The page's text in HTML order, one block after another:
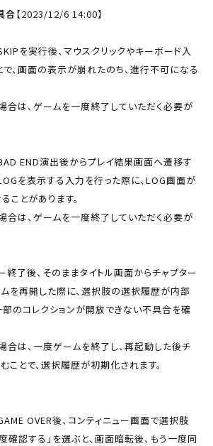
合【2023/12/6 14:00】
を実行後、マウスクリックやキーボード入
、画面の表示が崩れたのち、進行不可になる
は、ゲームを一度終了していただく必要が
END演出後からプレイ結果画面へ遷移す
を表示する入力を行った際に、LOG画面が
ことがあります。
は、ゲームを一度終了していただく必要が
終了後、そのままタイトル画面からチャプター
を再開した際に、選択肢の選択履歴が内部
のコレクションが開放できない不具合を確
は、一度ゲームを終了し、再起動した後チ
ことで、選択履歴が初期化されます。
OVER後、コンティニュー画面で選択肢
確認する」を選ぶと、画面暗転後、もう一度同